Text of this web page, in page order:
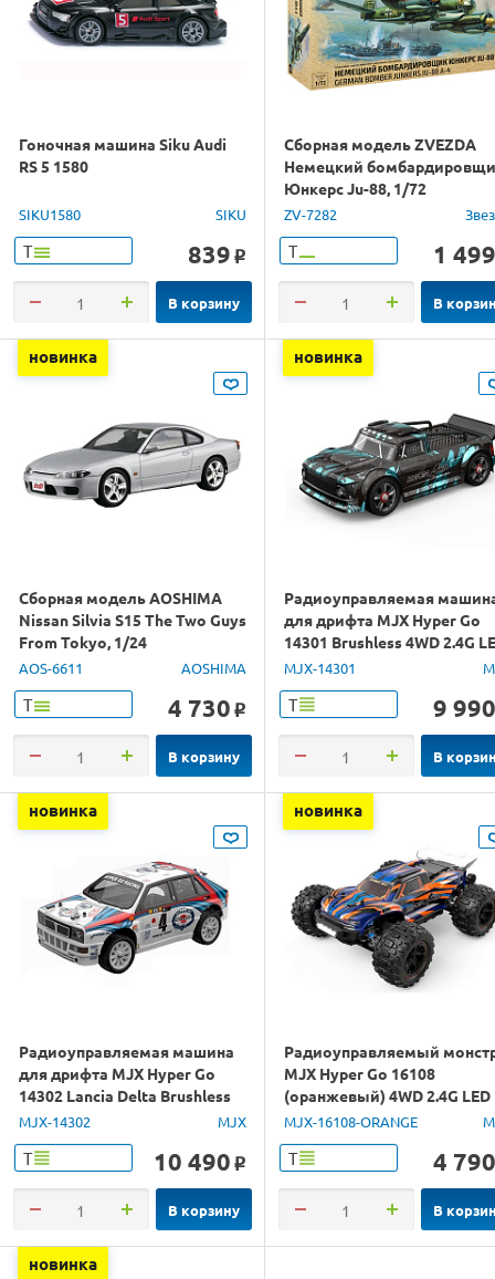
Гоночная машина Siku Audi
RS 5 1580
SIKU1580 SIKU
Т 839 o
В корзину
Сборная модель ZVEZDA
Немецкий
Юнкерс Ju-88, 1/72
ZV-7282
Т 1 499
В
новинка
Сборная модель AOSHIMA
Nissan Silvia S15 The Two Guys
From Tokyo, 1/24
AOS-6611 AOSHIMA
Т 4 730 o
В корзину
новинка
Радиоуправляемая
для дрифта MJX Hyper Go
14301 Brushless 4WD 2.4G
1/14 RTR
MJX-14301
Т 9 990
В
новинка
Радиоуправляемая машина
для дрифта MJX Hyper Go
14302 Lancia Delta Brushless
4WD 2.4G LED 1/14 RTR
MJX-14302 MJX
Т 10 490 o
В корзину
новинка
Радиоуправляемый
MJX Hyper Go 16108
(оранжевый) 4WD 2.4G LED
1/16 RTR
MJX-16108-ORANGE
Т 4 790
В
новинка